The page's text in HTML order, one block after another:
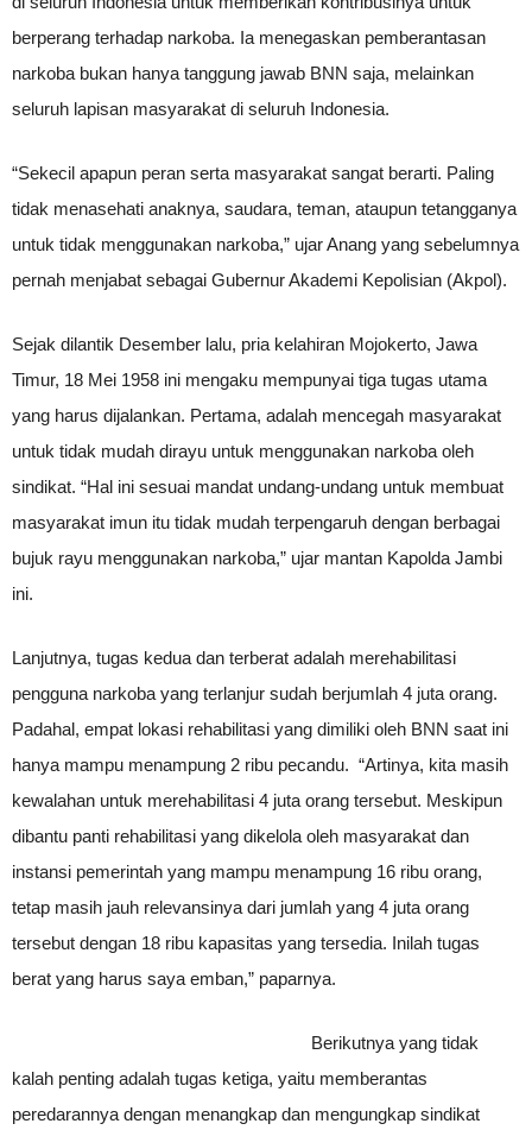
berperang terhadap narkoba. Ia menegaskan pemberantasan
narkoba bukan hanya tanggung jawab BNN saja, melainkan
seluruh lapisan masyarakat di seluruh Indonesia.
“Sekecil apapun peran serta masyarakat sangat berarti. Paling
tidak menasehati anaknya, saudara, teman, ataupun tetangganya
untuk tidak menggunakan narkoba,” ujar Anang yang sebelumnya
pernah menjabat sebagai Gubernur Akademi Kepolisian (Akpol).
Sejak dilantik Desember lalu, pria kelahiran Mojokerto, Jawa
Timur, 18 Mei 1958 ini mengaku mempunyai tiga tugas utama
yang harus dijalankan. Pertama, adalah mencegah masyarakat
untuk tidak mudah dirayu untuk menggunakan narkoba oleh
sindikat. “Hal ini sesuai mandat undang-undang untuk membuat
masyarakat imun itu tidak mudah terpengaruh dengan berbagai
bujuk rayu menggunakan narkoba,” ujar mantan Kapolda Jambi
ini.
Lanjutnya, tugas kedua dan terberat adalah merehabilitasi
pengguna narkoba yang terlanjur sudah berjumlah 4 juta orang.
Padahal, empat lokasi rehabilitasi yang dimiliki oleh BNN saat ini
hanya mampu menampung 2 ribu pecandu. “Artinya, kita masih
kewalahan untuk merehabilitasi 4 juta orang tersebut. Meskipun
dibantu panti rehabilitasi yang dikelola oleh masyarakat dan
instansi pemerintah yang mampu menampung 16 ribu orang,
tetap masih jauh relevansinya dari jumlah yang 4 juta orang
tersebut dengan 18 ribu kapasitas yang tersedia. Inilah tugas
berat yang harus saya emban,” paparnya.
Berikutnya yang tidak
kalah penting adalah tugas ketiga, yaitu memberantas
peredarannya dengan menangkap dan mengungkap sindikat